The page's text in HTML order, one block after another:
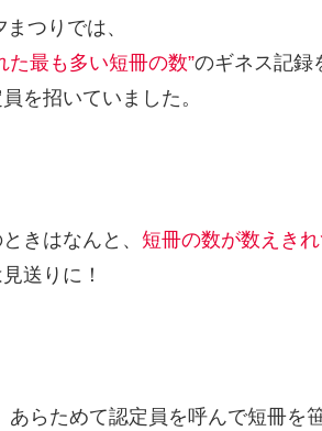
つりでは、
た最も多い短冊の数”のギネス記録
を招いていました。
きはなんと、 短冊の数が数えき
送りに！
あらためて認定員を呼んで短冊を